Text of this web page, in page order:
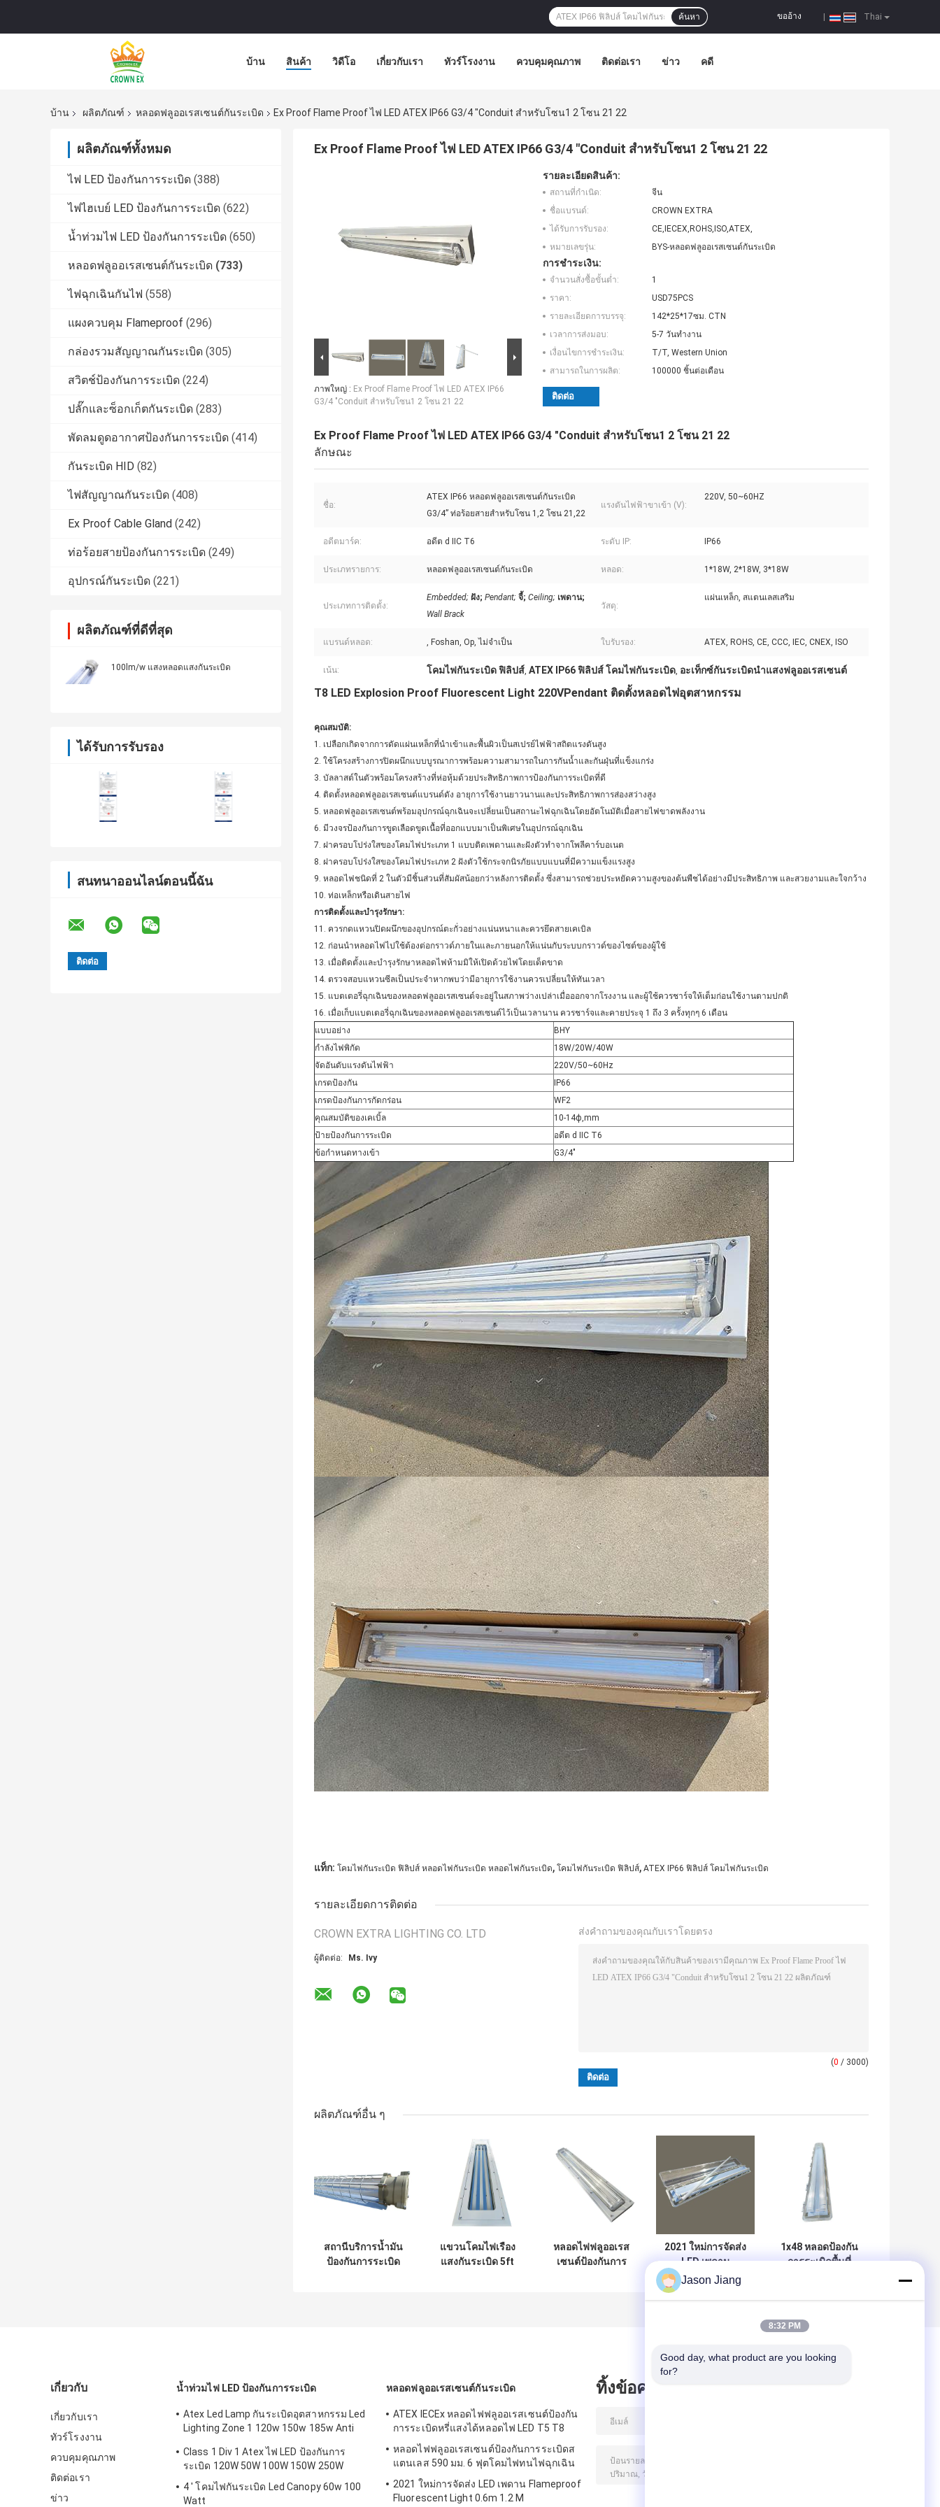
Thai
ขออ้าง
ค้นหา
บ้าน สินค้า วิดีโอ เกี่ยวกับเรา ทัวร์โรงงาน ควบคุมคุณภาพ ติดต่อเรา ข่าว คดี
บ้าน ผลิตภัณฑ์ หลอดฟลูออเรสเซนต์กันระเบิด Ex Proof Flame Proof ไฟ LED ATEX IP66 G3/4 "Conduit สำหรับโซน1 2 โซน 21 22
ผลิตภัณฑ์ทั้งหมด
ไฟ LED ป้องกันการระเบิด (388)
ไฟไฮเบย์ LED ป้องกันการระเบิด (622)
น้ำท่วมไฟ LED ป้องกันการระเบิด (650)
หลอดฟลูออเรสเซนต์กันระเบิด (733)
ไฟฉุกเฉินกันไฟ (558)
แผงควบคุม Flameproof (296)
กล่องรวมสัญญาณกันระเบิด (305)
สวิตช์ป้องกันการระเบิด (224)
ปลั๊กและซ็อกเก็ตกันระเบิด (283)
พัดลมดูดอากาศป้องกันการระเบิด (414)
กันระเบิด HID (82)
ไฟสัญญาณกันระเบิด (408)
Ex Proof Cable Gland (242)
ท่อร้อยสายป้องกันการระเบิด (249)
อุปกรณ์กันระเบิด (221)
ผลิตภัณฑ์ที่ดีที่สุด
100lm/w แสงหลอดแสงกันระเบิด
ได้รับการรับรอง
สนทนาออนไลน์ตอนนี้ฉัน
Ex Proof Flame Proof ไฟ LED ATEX IP66 G3/4 "Conduit สำหรับโซน1 2 โซน 21 22
ภาพใหญ่ : Ex Proof Flame Proof ไฟ LED ATEX IP66
G3/4 "Conduit สำหรับโซน1 2 โซน 21 22
รายละเอียดสินค้า:
สถานที่กำเนิด:
จีน
ชื่อแบรนด์:
CROWN EXTRA
ได้รับการรับรอง:
CE,IECEX,ROHS,ISO,ATEX,
หมายเลขรุ่น:
BYS-หลอดฟลูออเรสเซนต์กันระเบิด
การชำระเงิน:
จำนวนสั่งซื้อขั้นต่ำ:
1
ราคา:
USD75PCS
รายละเอียดการบรรจุ:
142*25*17ซม. CTN
เวลาการส่งมอบ:
5-7 วันทำงาน
เงื่อนไขการชำระเงิน:
T/T, Western Union
สามารถในการผลิต:
100000 ชิ้นต่อเดือน
ติดต่อ
Ex Proof Flame Proof ไฟ LED ATEX IP66 G3/4 "Conduit สำหรับโซน1 2 โซน 21 22
ลักษณะ
ชื่อ:
ATEX IP66 หลอดฟลูออเรสเซนต์กันระเบิด
G3/4” ท่อร้อยสายสำหรับโซน 1,2 โซน 21,22
แรงดันไฟฟ้าขาเข้า (V):
220V, 50~60HZ
อดีตมาร์ค: อดีต d IIC T6 ระดับ IP: IP66
ประเภทรายการ: หลอดฟลูออเรสเซนต์กันระเบิด หลอด: 1*18W, 2*18W, 3*18W
ประเภทการติดตั้ง:
Embedded; ฝัง; Pendant; จี้; Ceiling; เพดาน;
Wall Brack
วัสดุ:
แผ่นเหล็ก, สแตนเลสเสริม
แบรนด์หลอด: , Foshan, Op, ไม่จำเป็น ใบรับรอง: ATEX, ROHS, CE, CCC, IEC, CNEX, ISO
เน้น: โคมไฟกันระเบิด ฟิลิปส์, ATEX IP66 ฟิลิปส์ โคมไฟกันระเบิด, อะเท็กซ์กันระเบิดนำแสงฟลูออเรสเซนต์
T8 LED Explosion Proof Fluorescent Light 220VPendant ติดตั้งหลอดไฟอุตสาหกรรม
คุณสมบัติ:
1. เปลือกเกิดจากการดัดแผ่นเหล็กที่นำเข้าและพื้นผิวเป็นสเปรย์ไฟฟ้าสถิตแรงดันสูง
2. ใช้โครงสร้างการปิดผนึกแบบบูรณาการพร้อมความสามารถในการกันน้ำและกันฝุ่นที่แข็งแกร่ง
3. บัลลาสต์ในตัวพร้อมโครงสร้างที่ห่อหุ้มด้วยประสิทธิภาพการป้องกันการระเบิดที่ดี
4. ติดตั้งหลอดฟลูออเรสเซนต์แบรนด์ดัง อายุการใช้งานยาวนานและประสิทธิภาพการส่องสว่างสูง
5. หลอดฟลูออเรสเซนต์พร้อมอุปกรณ์ฉุกเฉินจะเปลี่ยนเป็นสถานะไฟฉุกเฉินโดยอัตโนมัติเมื่อสายไฟขาดพลังงาน
6. มีวงจรป้องกันการขูดเลือดขูดเนื้อที่ออกแบบมาเป็นพิเศษในอุปกรณ์ฉุกเฉิน
7. ฝาครอบโปร่งใสของโคมไฟประเภท 1 แบบติดเพดานและฝังตัวทำจากโพลีคาร์บอเนต
8. ฝาครอบโปร่งใสของโคมไฟประเภท 2 ฝังตัวใช้กระจกนิรภัยแบบแบนที่มีความแข็งแรงสูง
9. หลอดไฟชนิดที่ 2 ในตัวมีชิ้นส่วนที่สัมผัสน้อยกว่าหลังการติดตั้ง ซึ่งสามารถช่วยประหยัดความสูงของต้นพืชได้อย่างมีประสิทธิภาพ และสวยงามและใจกว้าง
10. ท่อเหล็กหรือเดินสายไฟ
การติดตั้งและบำรุงรักษา:
11. ควรกดแหวนปิดผนึกของอุปกรณ์ตะกั่วอย่างแน่นหนาและควรยึดสายเคเบิล
12. ก่อนนำหลอดไฟไปใช้ต้องต่อกราวด์ภายในและภายนอกให้แน่นกับระบบกราวด์ของไซต์ของผู้ใช้
13. เมื่อติดตั้งและบำรุงรักษาหลอดไฟห้ามมิให้เปิดด้วยไฟโดยเด็ดขาด
14. ตรวจสอบแหวนซีลเป็นประจำหากพบว่ามีอายุการใช้งานควรเปลี่ยนให้ทันเวลา
15. แบตเตอรี่ฉุกเฉินของหลอดฟลูออเรสเซนต์จะอยู่ในสภาพว่างเปล่าเมื่อออกจากโรงงาน และผู้ใช้ควรชาร์จให้เต็มก่อนใช้งานตามปกติ
16. เมื่อเก็บแบตเตอรี่ฉุกเฉินของหลอดฟลูออเรสเซนต์ไว้เป็นเวลานาน ควรชาร์จและคายประจุ 1 ถึง 3 ครั้งทุกๆ 6 เดือน
แบบอย่าง
BHY
กำลังไฟพิกัด
18W/20W/40W
จัดอันดับแรงดันไฟฟ้า
220V/50~60Hz
เกรดป้องกัน
IP66
เกรดป้องกันการกัดกร่อน
WF2
คุณสมบัติของเคเบิ้ล
10-14ф,mm
ป้ายป้องกันการระเบิด
อดีต d IIC T6
ข้อกำหนดทางเข้า
G3/4"
แท็ก: โคมไฟกันระเบิด ฟิลิปส์ หลอดไฟกันระเบิด หลอดไฟกันระเบิด, โคมไฟกันระเบิด ฟิลิปส์, ATEX IP66 ฟิลิปส์ โคมไฟกันระเบิด
รายละเอียดการติดต่อ
CROWN EXTRA LIGHTING CO. LTD
ผู้ติดต่อ: Ms. Ivy
ส่งคำถามของคุณกับเราโดยตรง
(0 / 3000)
ผลิตภัณฑ์อื่น ๆ
สถานีบริการน้ำมัน
ป้องกันการระเบิด
แขวนโคมไฟเรือง
แสงกันระเบิด 5ft
หลอดไฟฟลูออเรส
เซนต์ป้องกันการ
2021 ใหม่การจัดส่ง
LED เพดาน
Flameproof
Fluorescent Light
1x48 หลอดป้องกัน
การระเบิดพื้นที่
เกี่ยวกับ
เกี่ยวกับเรา
ทัวร์โรงงาน
ควบคุมคุณภาพ
ติดต่อเรา
ข่าว
น้ำท่วมไฟ LED ป้องกันการระเบิด
Atex Led Lamp กันระเบิดอุตสาหกรรม Led
Lighting Zone 1 120w 150w 185w Anti
Class 1 Div 1 Atex ไฟ LED ป้องกันการ
ระเบิด 120W 50W 100W 150W 250W
4 ' โคมไฟกันระเบิด Led Canopy 60w 100
Watt
หลอดฟลูออเรสเซนต์กันระเบิด
ATEX IECEx หลอดไฟฟลูออเรสเซนต์ป้องกัน
การระเบิดหรี่แสงได้หลอดไฟ LED T5 T8
หลอดไฟฟลูออเรสเซนต์ป้องกันการระเบิดส
แตนเลส 590 มม. 6 ฟุตโคมไฟทนไฟฉุกเฉิน
2021 ใหม่การจัดส่ง LED เพดาน Flameproof
Fluorescent Light 0.6m 1.2 M
ทิ้งข้อความไว้
Jason Jiang
8:32 PM
Good day, what product are you looking
for?